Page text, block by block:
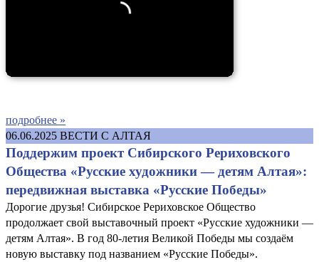
подробнее »
06.06.2025 ВЕСТИ С АЛТАЯ
Поддержим проект Сибирского Рериховского
Общества «Русские художники — детям Алтая»:
передвижная выставка «Русские Победы»
Дорогие друзья! Сибирское Рериховское Общество
продолжает свой выставочный проект «Русские художники —
детям Алтая». В год 80-летия Великой Победы мы создаём
новую выставку под названием «Русские Победы».